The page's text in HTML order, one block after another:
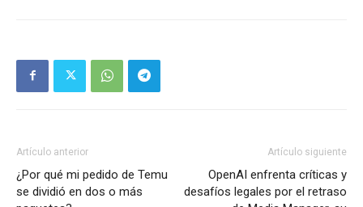
Artículo anterior
¿Por qué mi pedido de Temu
se dividió en dos o más
Artículo siguiente
OpenAI enfrenta críticas y
desafíos legales por el retraso